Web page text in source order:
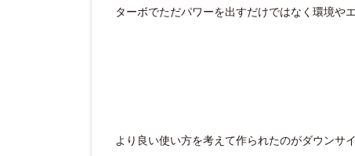
ターボでただパワーを出すだけではなく環境や
より良い使い方を考えて作られたのがダウンサ